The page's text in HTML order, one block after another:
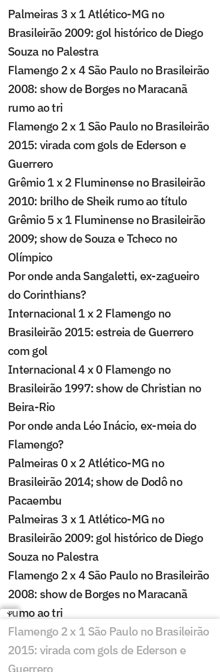
Palmeiras 3 x 1 Atlético-MG no
Brasileirão 2009: gol histórico de Diego
Souza no Palestra
Flamengo 2 x 4 São Paulo no Brasileirão
2008: show de Borges no Maracanã
rumo ao tri
Flamengo 2 x 1 São Paulo no Brasileirão
2015: virada com gols de Ederson e
Guerrero
Grêmio 1 x 2 Fluminense no Brasileirão
2010: brilho de Sheik rumo ao título
Grêmio 5 x 1 Fluminense no Brasileirão
2009; show de Souza e Tcheco no
Olímpico
Por onde anda Sangaletti, ex-zagueiro
do Corinthians?
Internacional 1 x 2 Flamengo no
Brasileirão 2015: estreia de Guerrero
com gol
Internacional 4 x 0 Flamengo no
Brasileirão 1997: show de Christian no
Beira-Rio
Por onde anda Léo Inácio, ex-meia do
Flamengo?
Palmeiras 0 x 2 Atlético-MG no
Brasileirão 2014; show de Dodô no
Pacaembu
Palmeiras 3 x 1 Atlético-MG no
Brasileirão 2009: gol histórico de Diego
Souza no Palestra
Flamengo 2 x 4 São Paulo no Brasileirão
2008: show de Borges no Maracanã
rumo ao tri
Flamengo 2 x 1 São Paulo no Brasileirão
2015: virada com gols de Ederson e
Guerrero